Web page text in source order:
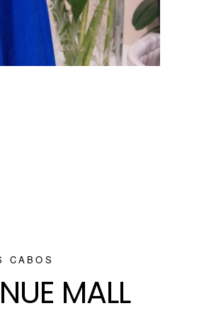
CABOS
MALL